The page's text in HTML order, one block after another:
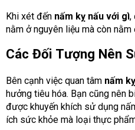
Khi xét đến nấm kỵ nấu với gì,
nằm ở nguyên liệu mà còn nằm
Các Đối Tượng Nên
Bên cạnh việc quan tâm nấm
hưởng tiêu hóa. Bạn cũng nên
được khuyến khích sử dụng
ích sức khỏe mà loại thực